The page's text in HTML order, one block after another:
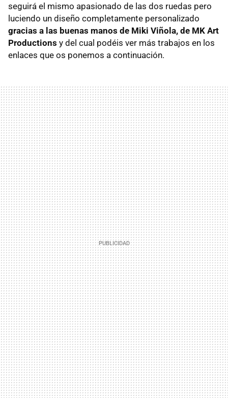
seguirá el mismo apasionado de las dos ruedas pero
luciendo un diseño completamente personalizado
gracias a las buenas manos de Miki Viñola, de MK Art
Productions y del cual podéis ver más trabajos en los
enlaces que os ponemos a continuación.